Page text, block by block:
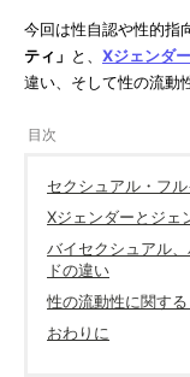
今回は性自認や性的指
ティ」 と、 Xジェンダー
違い、そして性の流動
セクシュアル・フ
Xジェンダーとジェ
バイセクシュアル
ドの違い
性の流動性に関する
おわりに